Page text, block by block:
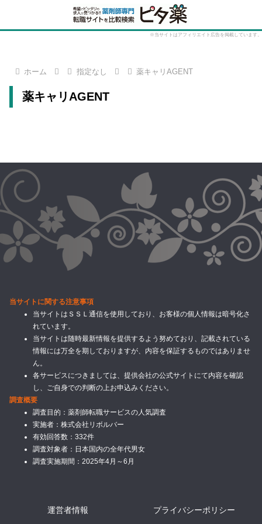
※当サイトはアフィリエイト広告を掲載しています。
ホーム 指定なし 薬キャリAGENT
薬キャリAGENT
当サイトに関する注意事項
当サイトはＳＳＬ通信を使用しており、お客様の個人情報は暗号化さ
れています。
当サイトは随時最新情報を提供するよう努めており、記載されている
情報には万全を期しておりますが、内容を保証するものではありませ
ん。
各サービスにつきましては、提供会社の公式サイトにて内容を確認
し、ご自身での判断の上お申込みください。
調査概要
調査目的：薬剤師転職サービスの人気調査
実施者：株式会社リボルバー
有効回答数：332件
調査対象者：日本国内の全年代男女
調査実施期間：2025年4月～6月
運営者情報 プライバシーポリシー